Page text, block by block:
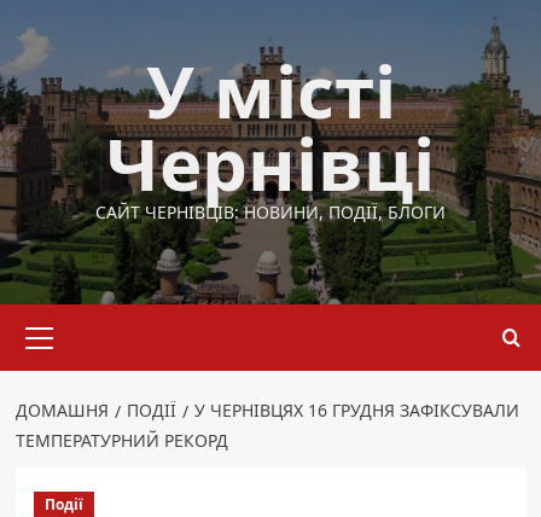
до
вмісту
У місті
Чернівці
САЙТ ЧЕРНІВЦІВ: НОВИНИ, ПОДІЇ, БЛОГИ
меню
ДОМАШНЯ ПОДІЇ
У ЧЕРНІВЦЯХ 16 ГРУДНЯ ЗАФІКСУВАЛИ
ТЕМПЕРАТУРНИЙ РЕКОРД
Події